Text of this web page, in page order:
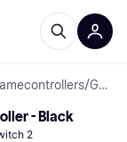
/ Gamepads
- Black
2